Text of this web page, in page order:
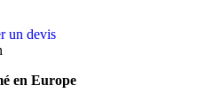
un devis
en Europe